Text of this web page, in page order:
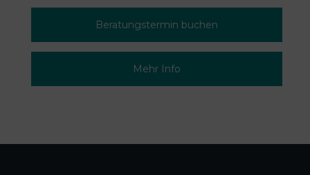
Beratungstermin buchen
Mehr Info